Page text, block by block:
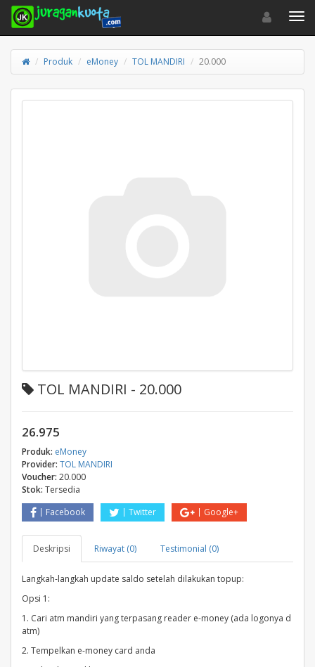
Toggle
Produk eMoney TOL MANDIRI 20.000
TOL MANDIRI - 20.000
26.975
Produk: eMoney
Provider: TOL MANDIRI
Voucher: 20.000
Stok: Tersedia
Facebook
Twitter Google+
Deskripsi Riwayat (0) Testimonial (0)
Langkah-langkah update saldo setelah dilakukan topup:
Opsi 1:
1. Cari atm mandiri yang terpasang reader e-money (ada logonya d
atm)
2. Tempelkan e-money card anda